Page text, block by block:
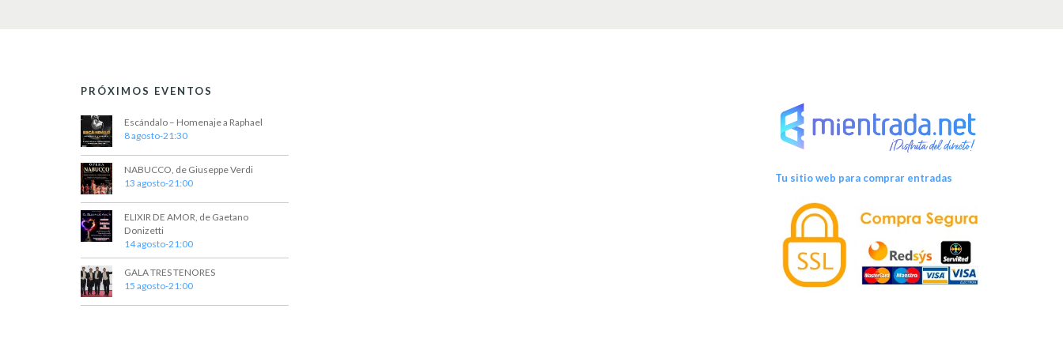
PRÓXIMOS EVENTOS
Escándalo – Homenaje a Raphael
8 agosto-21:30
NABUCCO, de Giuseppe Verdi
13 agosto-21:00
ELIXIR DE AMOR, de Gaetano
Donizetti
14 agosto-21:00
GALA TRES TENORES
15 agosto-21:00
Tu sitio web para comprar entradas